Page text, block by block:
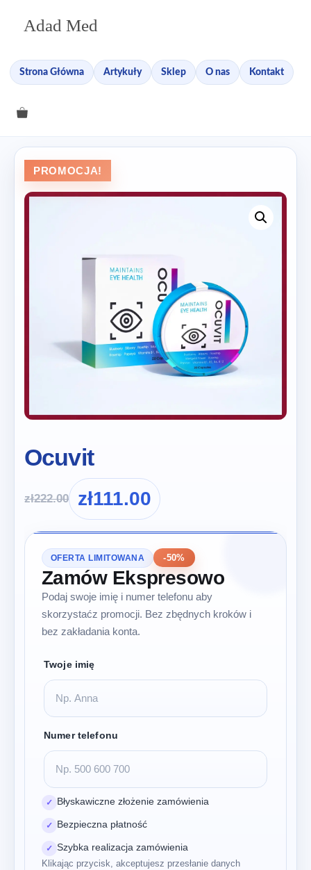
Adad Med
Strona Główna Artykuły Sklep O nas Kontakt
PROMOCJA!
Ocuvit
zł222.00 zł111.00
OFERTA LIMITOWANA -50%
Zamów Ekspresowo
Podaj swoje imię i numer telefonu aby
skorzystaćz promocji. Bez zbędnych kroków i
bez zakładania konta.
Twoje imię
Numer telefonu
✓ Błyskawiczne złożenie zamówienia
✓ Bezpieczna płatność
✓ Szybka realizacja zamówienia
Klikając przycisk, akceptujesz przesłanie danych